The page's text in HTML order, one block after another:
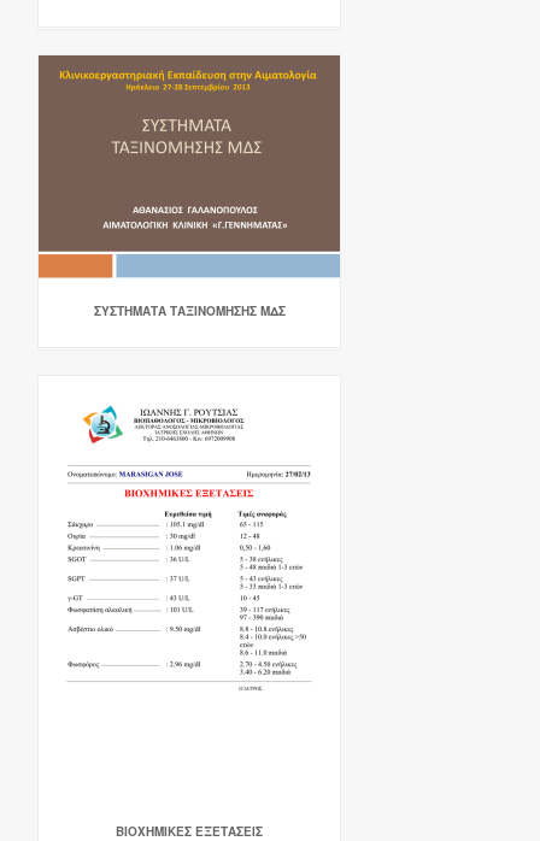
ΣΥΣΤΗΜΑΤΑ ΤΑΞΙΝΟΜΗΣΗΣ ΜΔΣ
ΒΙΟΧΗΜΙΚΕΣ ΕΞΕΤΑΣΕΙΣ